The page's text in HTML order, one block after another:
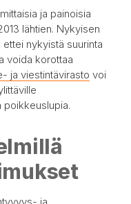
ja painoisia
lähtien. Nykyisen
nykyistä suurinta
voida korottaa
ja viestintävirasto voi
poikkeuslupia.
ja